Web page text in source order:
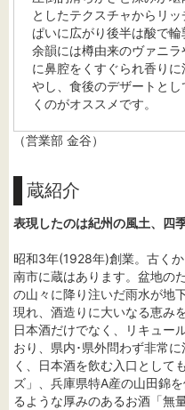
としたテクスチャからリ
ぱいに広がり後半は酸で輪
余韻には樽由来のヴァニ
に鼻腔をくすぐられ香り
やし、食後のデザートと
くのがオススメです。
（営業部 金谷）
蔵紹介
表現したのは紀州の風土、四
昭和3年(1928年)創業。古く
南市に蔵はあります。盆地の
の山々に降り注いだ雨水が地
現れ、酒造りに大いなる恵み
日本酒だけでなく、リキュー
おり、県内･県外問わず非常
く、日本酒を飲む入口として
ズ」、兵庫県特A産の山田錦
るような厚みのあるお酒「無